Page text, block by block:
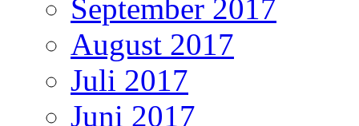
September 2017
August 2017
Juli 2017
Juni 2017